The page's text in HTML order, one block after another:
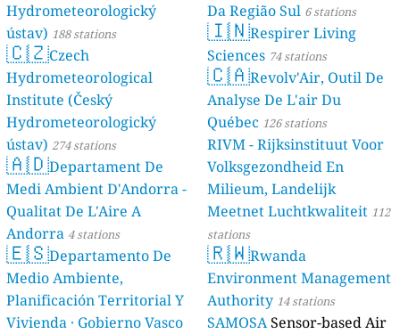
Hydrometeorologický
ústav) 188 stations
🇨🇿Czech
Hydrometeorological
Institute (Český
Hydrometeorologický
ústav) 274 stations
🇦🇩Departament De
Medi Ambient D'Andorra -
Qualitat De L'Aire A
Andorra 4 stations
🇪🇸Departamento De
Medio Ambiente,
Planificación Territorial Y
Vivienda · Gobierno Vasco
Da Região Sul 6 stations
🇮🇳Respirer Living
Sciences 74 stations
🇨🇦Revolv'Air, Outil De
Analyse De L'air Du
Québec 126 stations
RIVM - Rijksinstituut Voor
Volksgezondheid En
Milieum, Landelijk
Meetnet Luchtkwaliteit 112
stations
🇷🇼Rwanda
Environment Management
Authority 14 stations
SAMOSASensor-based Air